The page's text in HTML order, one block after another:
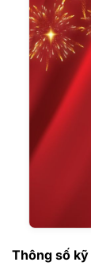
Thông số